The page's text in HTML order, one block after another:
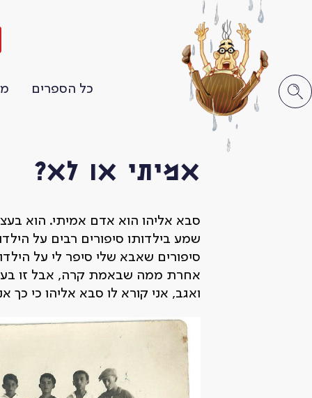
כל הספרים
אמיתי או לא?
סבא אליהו הוא אדם אמיתי. הוא
שמע בילדותו סיפורים רבים על
סיפורים שאבא שלי סיפר לי על
אחרת ממה שבאמת קרה, אבל זו
ואגב, אני קורא לו סבא אליהו כי